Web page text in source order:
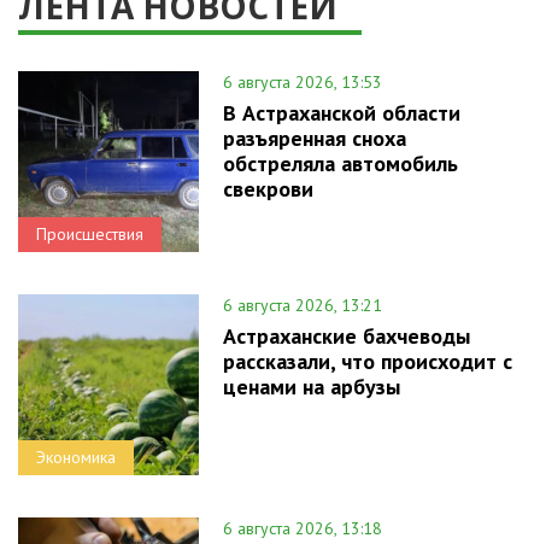
Происшествия
6 августа 2026, 13:53
В Астраханской области
разъяренная сноха
обстреляла автомобиль
свекрови
Экономика
6 августа 2026, 13:21
Астраханские бахчеводы
рассказали, что происходит с
ценами на арбузы
6 августа 2026, 13:18